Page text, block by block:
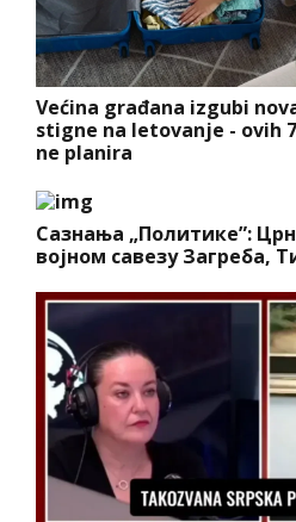
Većina građana izgubi
stigne na letovanje - ovih
ne planira
Сазнања „Политике”:
војном савезу Загреба,